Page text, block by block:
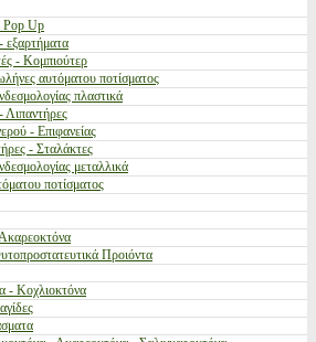
Pop Up
εξαρτήματα
- Κομπιούτερ
αυτόματου ποτίσματος
πλαστικά
- Επιφανείας
- Σταλάκτες
μεταλλικά
ποτίσματος
Προιόντα
- Κοχλιοκτόνα